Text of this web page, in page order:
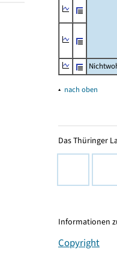
▴ nach oben
Das Thüringer
Informationen
Copyright